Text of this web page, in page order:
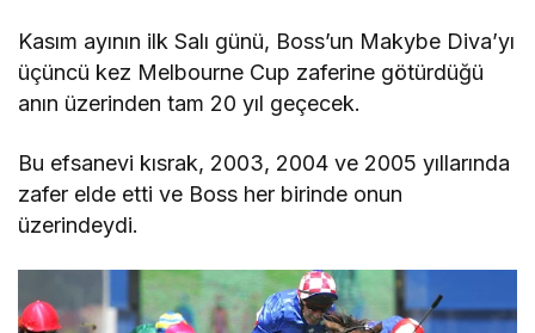
Kasım ayının ilk Salı günü, Boss’un Makybe Diva’yı
üçüncü kez Melbourne Cup zaferine götürdüğü
anın üzerinden tam 20 yıl geçecek.
Bu efsanevi kısrak, 2003, 2004 ve 2005 yıllarında
zafer elde etti ve Boss her birinde onun
üzerindeydi.